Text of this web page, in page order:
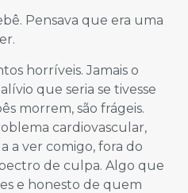
Pensava que era uma
horríveis. Jamais o
que seria se tivesse
morrem, são frágeis.
cardiovascular,
a ver comigo, fora do
de culpa. Algo que
e honesto de quem